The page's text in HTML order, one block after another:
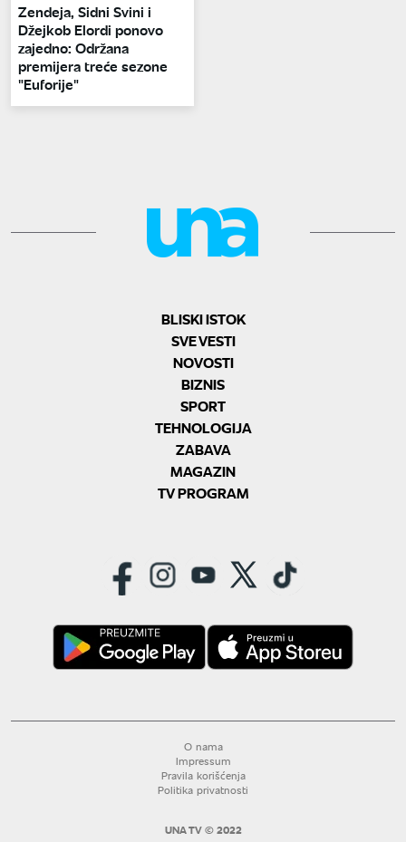
Zendeja, Sidni Svini i
Džejkob Elordi ponovo
zajedno: Održana
premijera treće sezone
"Euforije"
BLISKI ISTOK
SVE VESTI
NOVOSTI
BIZNIS
SPORT
TEHNOLOGIJA
ZABAVA
MAGAZIN
TV PROGRAM
O nama
Impressum
Pravila korišćenja
Politika privatnosti
UNA TV © 2022